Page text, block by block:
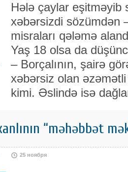
Hələ çaylar eşitməyib
xəbərsizdi sözümdən
misraları qələmə
Yaş 18 olsa da
– Borçalının, şairə
xəbərsiz olan
kimi. Əslində isə
“məhəbbət
25 ноября